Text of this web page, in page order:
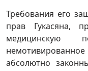
Требования его
прав Гукасяна,
медицинскую
абсолютно